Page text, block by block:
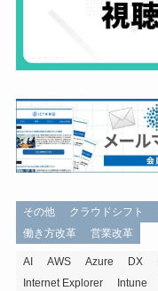
その他 クラウドシフト
働き方改革
営業改革
AI AWS Azure DX
Internet Explorer
Intune